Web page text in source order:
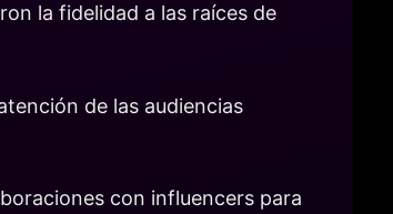
la fidelidad a las raíces de
de las audiencias
con influencers para